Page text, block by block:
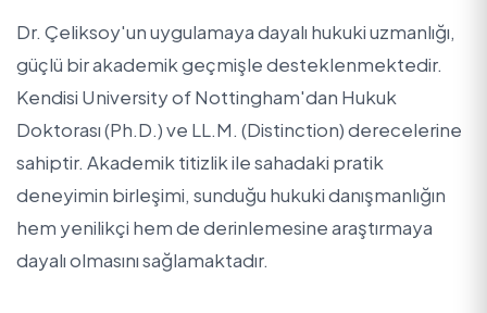
Dr. Çeliksoy'un uygulamaya dayalı hukuki uzmanlığı,
güçlü bir akademik geçmişle desteklenmektedir.
Kendisi University of Nottingham'dan Hukuk
Doktorası (Ph.D.) ve LL.M. (Distinction) derecelerine
sahiptir. Akademik titizlik ile sahadaki pratik
deneyimin birleşimi, sunduğu hukuki danışmanlığın
hem yenilikçi hem de derinlemesine araştırmaya
dayalı olmasını sağlamaktadır.